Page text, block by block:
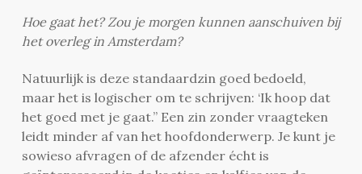
Hoe gaat het? Zou je morgen kunnen aanschuiven bij
het overleg in Amsterdam?
Natuurlijk is deze standaardzin goed bedoeld,
maar het is logischer om te schrijven: ‘Ik hoop dat
het goed met je gaat.” Een zin zonder vraagteken
leidt minder af van het hoofdonderwerp. Je kunt je
sowieso afvragen of de afzender écht is